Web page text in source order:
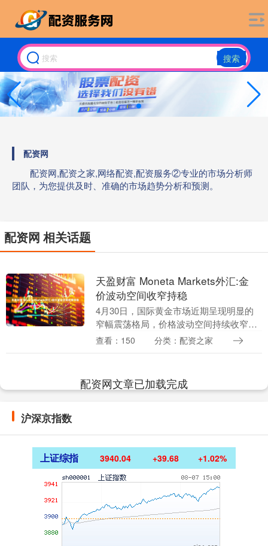
搜索
配资网
配资网,配资之家,网络配资,配资服务②专业的市场分析师
团队，为您提供及时、准确的市场趋势分析和预测。
配资网 相关话题
天盈财富 Moneta Markets外汇:金
价波动空间收窄持稳
4月30日，国际黄金市场近期呈现明显的
窄幅震荡格局，价格波动空间持续收窄，
多空双方均缺乏强势主导。投资者在美联
查看：150 分类：配资之家
配资网文章已加载完成
沪深京指数
上证综指 3940.04 +39.68 +1.02%